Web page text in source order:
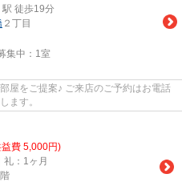
駅 徒歩19分
２丁目
集中： 1室
屋をご提案♪ ご来店のご予約はお電話
ます。
費 5,000円)
礼：1ヶ月